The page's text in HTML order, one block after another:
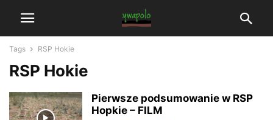
Tags RSP Hokie
RSP Hokie
Pierwsze podsumowanie w RSP
Hopkie – FILM